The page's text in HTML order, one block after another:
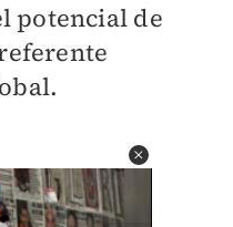
potencial de